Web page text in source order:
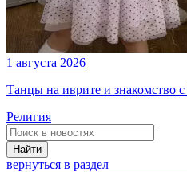
1 августа 2026
Танцы на иврите и знакомство
Религия
Найти
вернуться в раздел